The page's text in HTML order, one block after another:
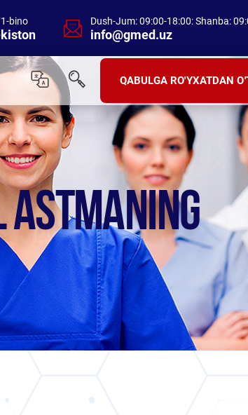
bino Dush-Jum: 09:00-18:00: Shanba:
info@gmed.uz
QABULGA RO'YXATDAN